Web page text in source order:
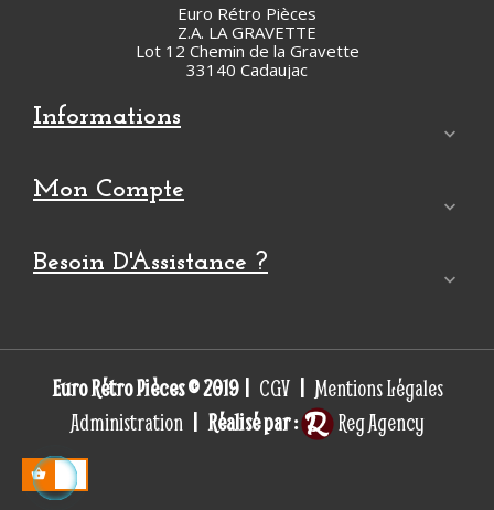
Euro Rétro Pièces
Z.A. LA GRAVETTE
Lot 12 Chemin de la Gravette
33140 Cadaujac
Informations

Mon Compte

Besoin D'Assistance ?

Euro Rétro Pièces © 2019 | CGV| Mentions Légales
Administration | Réalisé par : Reg Agency